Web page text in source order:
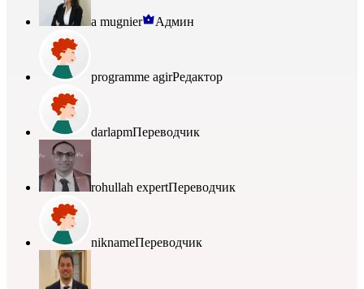
a mugnier Админ
programme agirРедактор
darlapmПереводчик
rohullah expertПереводчик
niknameПереводчик